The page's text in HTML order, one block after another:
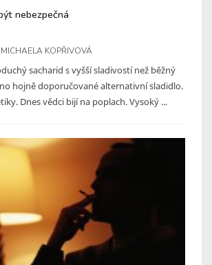
nebezpečná
MICHAELA KOPŘIVOVÁ
sacharid s vyšší sladivostí než běžný
hojně doporučované alternativní sladidlo.
Dnes vědci bijí na poplach. Vysoký ...